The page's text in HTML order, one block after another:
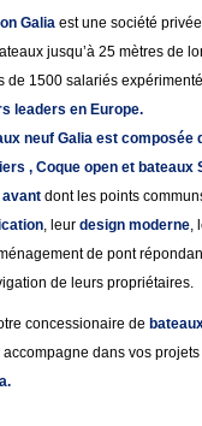
Galiaest une société
jusqu’à 25 mètres de
de 1500 salariés
leaders en Europe.
neuf Galia est composée
, Coque open et bateaux
avant dont les points
, leur design moderne,
de pont
de leurs propriétaires.
concessionaire de
accompagne dans vos projets